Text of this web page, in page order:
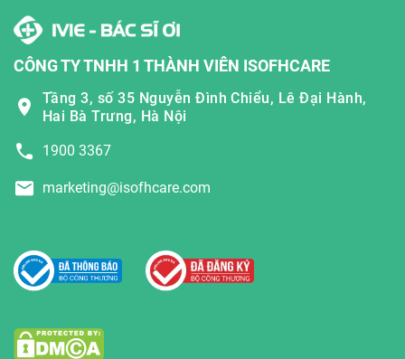
CÔNG TY TNHH 1 THÀNH VIÊN ISOFHCARE
Tầng 3, số 35 Nguyễn Đình Chiểu, Lê Đại Hành,
Hai Bà Trưng, Hà Nội
1900 3367
marketing@isofhcare.com